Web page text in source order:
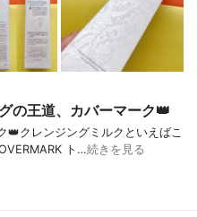
の王道、カバーマーク👑
クレンジングミルクといえばこ
COVERMARK ト…続きを見る